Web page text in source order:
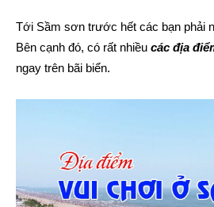
Tới Sầm sơn trước hết các bạn phải
Bên cạnh đó, có rất nhiều các địa
ngay trên bãi biển.